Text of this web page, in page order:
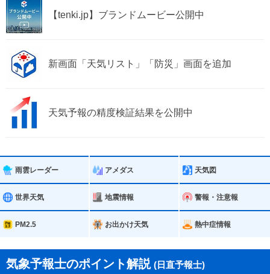
【tenki.jp】ブランドムービー公開中
新画面「天気リスト」「防災」画面を追加
天気予報の精度検証結果を公開中
雨雲レーダー アメダス 天気図
世界天気 地震情報 警報・注意報
PM2.5 お出かけ天気 熱中症情報
気象予報士のポイント解説 (日直予報士)